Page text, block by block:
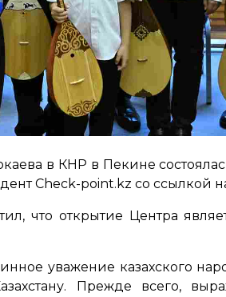
в КНР в Пекине
Check-point.kz со ссылкой
что открытие Центра
уважение казахского
Прежде всего,